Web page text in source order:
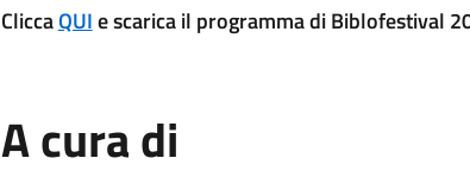
CliccaQUIe scarica il programma di Biblofestival
A cura di